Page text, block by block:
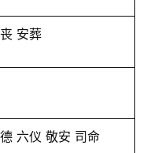
安葬
六仪 敬安 司命